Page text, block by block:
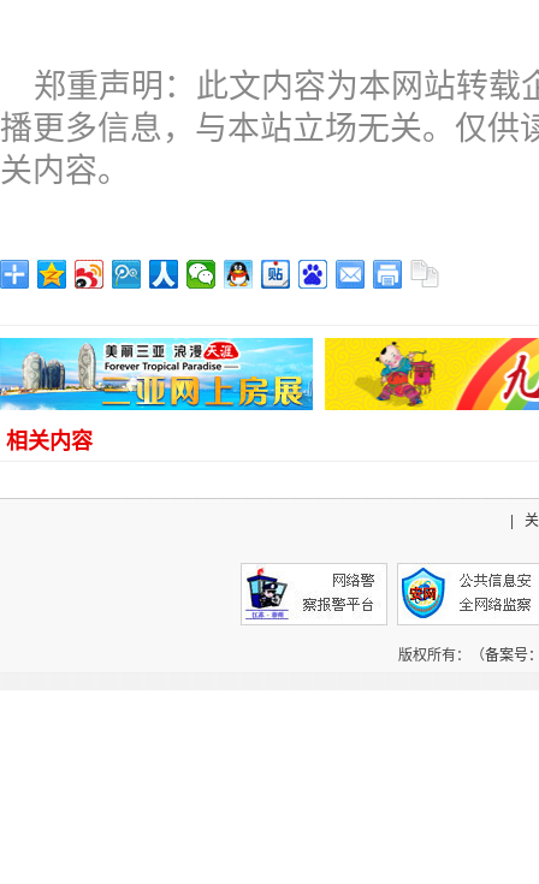
郑重声明：此文内容为本网站转载
播更多信息，与本站立场无关。仅供
关内容。
相关内容
|
版权所有：（备案号